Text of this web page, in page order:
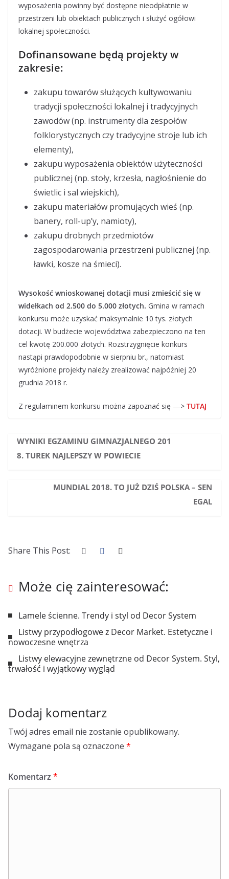
wyposażenia powinny być dostępne nieodpłatnie w
przestrzeni lub obiektach publicznych i służyć ogółowi
lokalnej społeczności.
Dofinansowane będą projekty w
zakresie:
zakupu towarów służących kultywowaniu
tradycji społeczności lokalnej i tradycyjnych
zawodów (np. instrumenty dla zespołów
folklorystycznych czy tradycyjne stroje lub ich
elementy),
zakupu wyposażenia obiektów użyteczności
publicznej (np. stoły, krzesła, nagłośnienie do
świetlic i sal wiejskich),
zakupu materiałów promujących wieś (np.
banery, roll-up’y, namioty),
zakupu drobnych przedmiotów
zagospodarowania przestrzeni publicznej (np.
ławki, kosze na śmieci).
Wysokość wnioskowanej dotacji musi zmieścić się w
widełkach od 2.500 do 5.000 złotych. Gmina w ramach
konkursu może uzyskać maksymalnie 10 tys. złotych
dotacji. W budżecie województwa zabezpieczono na ten
cel kwotę 200.000 złotych. Rozstrzygnięcie konkurs
nastąpi prawdopodobnie w sierpniu br., natomiast
wyróżnione projekty należy zrealizować najpóźniej 20
grudnia 2018 r.
Z regulaminem konkursu można zapoznać się —> TUTAJ
WYNIKI EGZAMINU GIMNAZJALNEGO 201
8. TUREK NAJLEPSZY W POWIECIE
MUNDIAL 2018. TO JUŻ DZIŚ POLSKA – SEN
EGAL
Share This Post:
Może cię zainteresować:
Lamele ścienne. Trendy i styl od Decor System
Listwy przypodłogowe z Decor Market. Estetyczne i
nowoczesne wnętrza
Listwy elewacyjne zewnętrzne od Decor System. Styl,
trwałość i wyjątkowy wygląd
Dodaj komentarz
Twój adres email nie zostanie opublikowany.
Wymagane pola są oznaczone *
Komentarz *